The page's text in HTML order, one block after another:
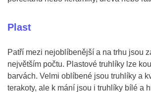
Plast
Patří mezi nejoblíbenější a na trhu jsou
největším počtu. Plastové truhlíky lze
barvách. Velmi oblíbené jsou truhlíky a
terakoty, ale k mání jsou i truhlíky bílé a